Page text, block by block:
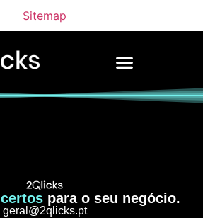
Sitemap
certospara o seu negócio.
geral@2qlicks.pt